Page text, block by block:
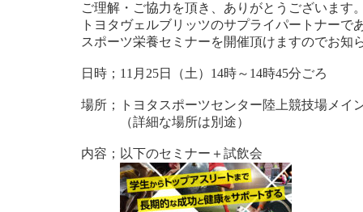
ご理解・ご協力を頂き、ありがとうございます
トヨタヴェルブリッツのサプライパートナーで
スポーツ栄養セミナーを開催頂けますのでお知
日時；11月25日（土）14時～14時45分ごろ
場所；トヨタスポーツセンター陸上競技場メイ
（詳細な場所は別途）
内容；以下のセミナー＋試飲会